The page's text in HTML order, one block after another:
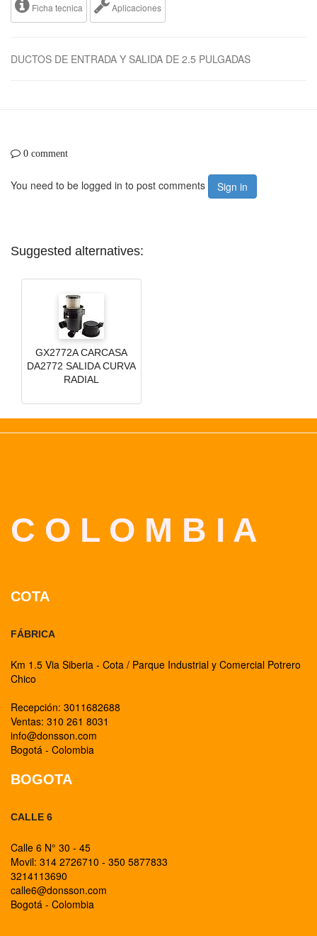
Ficha tecnica Aplicaciones
DUCTOS DE ENTRADA Y SALIDA DE 2.5 PULGADAS
0 comment
You need to be logged in to post comments Sign in
Suggested alternatives:
GX2772A CARCASA
DA2772 SALIDA CURVA
RADIAL
C O L O M B I A
COTA
FÁBRICA
Km 1.5 Via Siberia - Cota / Parque Industrial y Comercial Potrero
Chico
Recepción: 3011682688
Ventas: 310 261 8031
info@donsson.com
Bogotá - Colombia
BOGOTA
CALLE 6
Calle 6 N° 30 - 45
Movil: 314 2726710 - 350 5877833
3214113690
calle6@donsson.com
Bogotá - Colombia